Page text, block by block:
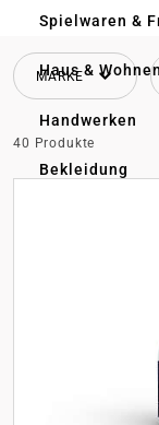
Spielwaren &
Haus & Wohnen
Handwerken
Bekleidung
MARKE
40 Produkte